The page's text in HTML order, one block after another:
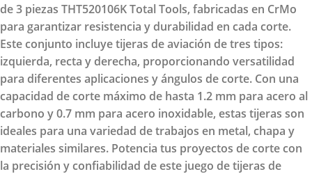
de 3 piezas THT520106K Total Tools, fabricadas en CrMo
para garantizar resistencia y durabilidad en cada corte.
Este conjunto incluye tijeras de aviación de tres tipos:
izquierda, recta y derecha, proporcionando versatilidad
para diferentes aplicaciones y ángulos de corte. Con una
capacidad de corte máximo de hasta 1.2 mm para acero al
carbono y 0.7 mm para acero inoxidable, estas tijeras son
ideales para una variedad de trabajos en metal, chapa y
materiales similares. Potencia tus proyectos de corte con
la precisión y confiabilidad de este juego de tijeras de